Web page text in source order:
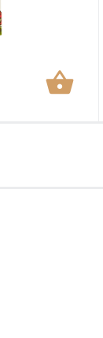
